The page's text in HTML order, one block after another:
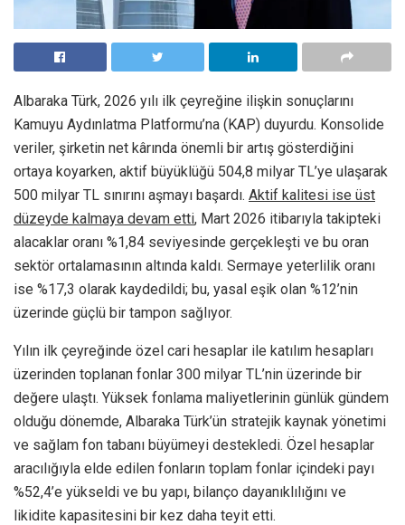
Albaraka Türk, 2026 yılı ilk çeyreğine ilişkin sonuçlarını
Kamuyu Aydınlatma Platformu’na (KAP) duyurdu. Konsolide
veriler, şirketin net kârında önemli bir artış gösterdiğini
ortaya koyarken, aktif büyüklüğü 504,8 milyar TL’ye ulaşarak
500 milyar TL sınırını aşmayı başardı. Aktif kalitesi ise üst
düzeyde kalmaya devam etti, Mart 2026 itibarıyla takipteki
alacaklar oranı %1,84 seviyesinde gerçekleşti ve bu oran
sektör ortalamasının altında kaldı. Sermaye yeterlilik oranı
ise %17,3 olarak kaydedildi; bu, yasal eşik olan %12’nin
üzerinde güçlü bir tampon sağlıyor.
Yılın ilk çeyreğinde özel cari hesaplar ile katılım hesapları
üzerinden toplanan fonlar 300 milyar TL’nin üzerinde bir
değere ulaştı. Yüksek fonlama maliyetlerinin günlük gündem
olduğu dönemde, Albaraka Türk’ün stratejik kaynak yönetimi
ve sağlam fon tabanı büyümeyi destekledi. Özel hesaplar
aracılığıyla elde edilen fonların toplam fonlar içindeki payı
%52,4’e yükseldi ve bu yapı, bilanço dayanıklılığını ve
likidite kapasitesini bir kez daha teyit etti.